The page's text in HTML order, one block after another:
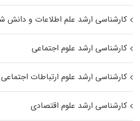
کارشناسی ارشد علم اطلاعات و دانش
کارشناسی ارشد علوم اجتماعی
کارشناسی ارشد علوم ارتباطات اجتماعی
کارشناسی ارشد علوم اقتصادی